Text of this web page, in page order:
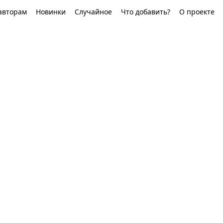
Новинки Случайное Что добавить? О проекте